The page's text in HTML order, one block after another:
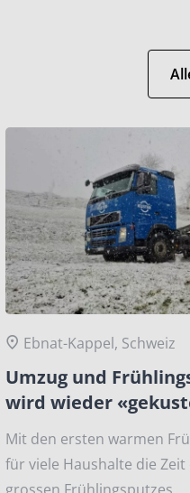
Ebnat-Kappel, Schweiz
Umzug und
wird wieder
Mit den ersten warmen
für viele Haushalte die